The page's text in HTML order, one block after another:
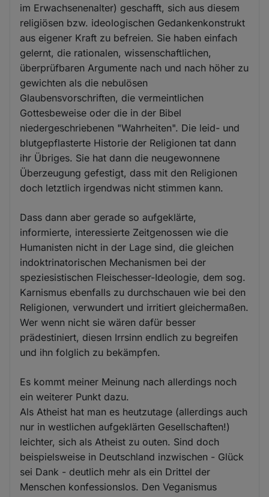
im Erwachsenenalter) geschafft, sich aus diesem
religiösen bzw. ideologischen Gedankenkonstrukt
aus eigener Kraft zu befreien. Sie haben einfach
gelernt, die rationalen, wissenschaftlichen,
überprüfbaren Argumente nach und nach höher zu
gewichten als die nebulösen
Glaubensvorschriften, die vermeintlichen
Gottesbeweise oder die in der Bibel
niedergeschriebenen "Wahrheiten". Die leid- und
blutgepflasterte Historie der Religionen tat dann
ihr Übriges. Sie hat dann die neugewonnene
Überzeugung gefestigt, dass mit den Religionen
doch letztlich irgendwas nicht stimmen kann.
Dass dann aber gerade so aufgeklärte,
informierte, interessierte Zeitgenossen wie die
Humanisten nicht in der Lage sind, die gleichen
indoktrinatorischen Mechanismen bei der
speziesistischen Fleischesser-Ideologie, dem sog.
Karnismus ebenfalls zu durchschauen wie bei den
Religionen, verwundert und irritiert gleichermaßen.
Wer wenn nicht sie wären dafür besser
prädestiniert, diesen Irrsinn endlich zu begreifen
und ihn folglich zu bekämpfen.
Es kommt meiner Meinung nach allerdings noch
ein weiterer Punkt dazu.
Als Atheist hat man es heutzutage (allerdings auch
nur in westlichen aufgeklärten Gesellschaften!)
leichter, sich als Atheist zu outen. Sind doch
beispielsweise in Deutschland inzwischen - Glück
sei Dank - deutlich mehr als ein Drittel der
Menschen konfessionslos. Den Veganismus